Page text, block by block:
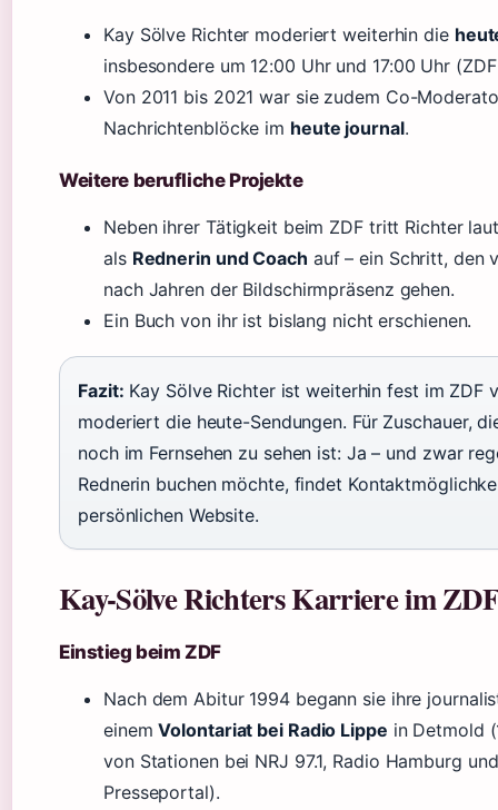
Kay Sölve Richter moderiert weiterhin die
insbesondere um 12:00 Uhr und 17:00 Uhr
Von 2011 bis 2021 war sie zudem Co-
Nachrichtenblöcke im heute journal.
Weitere berufliche Projekte
Neben ihrer Tätigkeit beim ZDF tritt Richter
als Rednerin und Coach auf – ein Schritt, den
nach Jahren der Bildschirmpräsenz gehen.
Ein Buch von ihr ist bislang nicht erschienen.
Fazit: Kay Sölve Richter ist weiterhin fest im ZDF
moderiert die heute-Sendungen. Für Zuschauer,
noch im Fernsehen zu sehen ist: Ja – und zwar
Rednerin buchen möchte, findet
persönlichen Website.
Kay-Sölve Richters Karriere im
Einstieg beim ZDF
Nach dem Abitur 1994 begann sie ihre
einemVolontariat bei Radio Lippe in Detmold
von Stationen bei NRJ 97.1, Radio Hamburg
Presseportal).